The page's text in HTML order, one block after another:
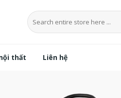
Tìm
kiếm:
thất Liên hệ